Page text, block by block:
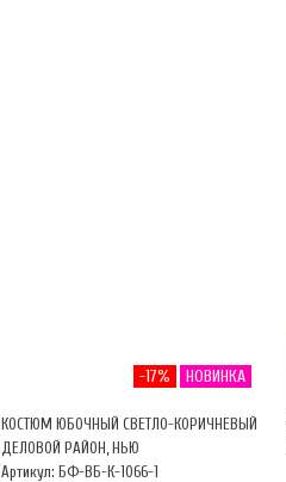
-17% НОВИНКА
КОСТЮМ ЮБОЧНЫЙ СВЕТЛО-КОРИЧНЕВЫЙ
ДЕЛОВОЙ РАЙОН, НЬЮ
Артикул: БФ-ВБ-К-1066-1